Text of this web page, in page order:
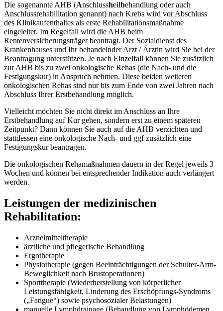
Die sogenannte AHB (Anschlussheilbehandlung oder auch
Anschlussrehabilitation genannt) nach Krebs wird vor Abschluss
des Klinikaufenthaltes als erste Rehabilitationsmaßnahme
eingeleitet. Im Regelfall wird die AHB beim
Rentenversicherungsträger beantragt. Der Sozialdienst des
Krankenhauses und Ihr behandelnder Arzt / Ärztin wird Sie bei der
Beantragung unterstützen. Je nach Einzelfall können Sie zusätzlich
zur AHB bis zu zwei onkologische Rehas (die Nach- und die
Festigungskur) in Anspruch nehmen. Diese beiden weiteren
onkologischen Rehas sind nur bis zum Ende von zwei Jahren nach
Abschluss Ihrer Erstbehandlung möglich.
Vielleicht möchten Sie nicht direkt im Anschluss an Ihre
Erstbehandlung auf Kur gehen, sondern erst zu einem späteren
Zeitpunkt? Dann können Sie auch auf die AHB verzichten und
stattdessen eine onkologische Nach- und ggf zusätzlich eine
Festigungskur beantragen.
Die onkologischen Rehamaßnahmen dauern in der Regel jeweils 3
Wochen und können bei entsprechender Indikation auch verlängert
werden.
Leistungen der medizinischen
Rehabilitation:
Arzneimitteltherapie
ärztliche und pflegerische Behandlung
Ergotherapie
Physiotherapie (gegen Beeinträchtigungen der Schulter-Arm-
Beweglichkeit nach Brustoperationen)
Sporttherapie (Wiederherstellung von körperlicher
Leistungsfähigkeit, Linderung des Erschöpfungs-Syndroms
(„Fatigue“) sowie psychosozialer Belastungen)
manuelle Lymphdrainage (Behandlung von Lymphödemen